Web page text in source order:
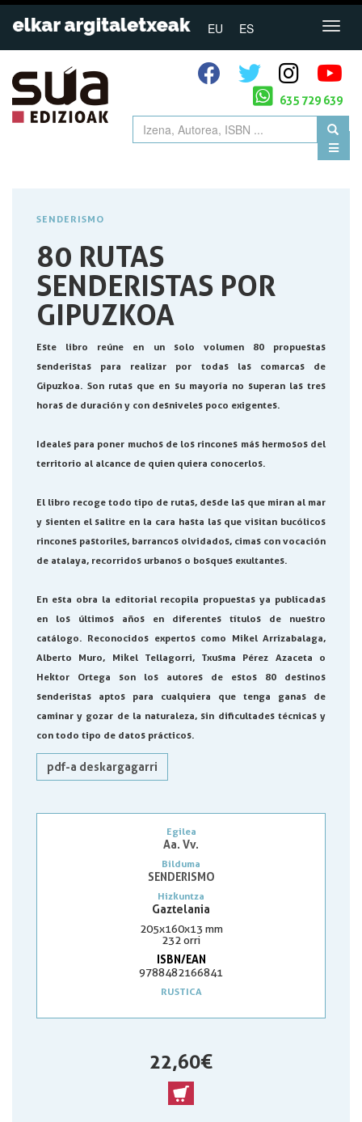
EU ES
635 729 639
SENDERISMO
80 RUTAS
SENDERISTAS POR
GIPUZKOA
Este libro reúne en un solo volumen 80 propuestas
senderistas para realizar por todas las comarcas de
Gipuzkoa. Son rutas que en su mayoría no superan las tres
horas de duración y con desniveles poco exigentes.
Ideales para poner muchos de los rincones más hermosos del
territorio al alcance de quien quiera conocerlos.
El libro recoge todo tipo de rutas, desde las que miran al mar
y sienten el salitre en la cara hasta las que visitan bucólicos
rincones pastoriles, barrancos olvidados, cimas con vocación
de atalaya, recorridos urbanos o bosques exultantes.
En esta obra la editorial recopila propuestas ya publicadas
en los últimos años en diferentes títulos de nuestro
catálogo. Reconocidos expertos como Mikel Arrizabalaga,
Alberto Muro, Mikel Tellagorri, Txusma Pérez Azaceta o
Hektor Ortega son los autores de estos 80 destinos
senderistas aptos para cualquiera que tenga ganas de
caminar y gozar de la naturaleza, sin dificultades técnicas y
con todo tipo de datos prácticos.
pdf-a deskargagarri
Egilea
Aa. Vv.
Bilduma
SENDERISMO
Hizkuntza
Gaztelania
205x160x13 mm
232 orri
ISBN/EAN
9788482166841
RUSTICA
22,60 €